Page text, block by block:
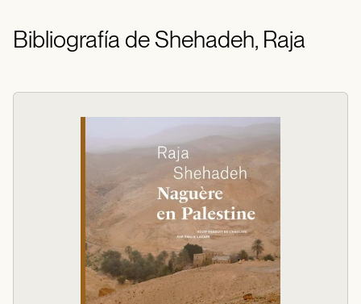
Bibliografía de Shehadeh, Raja